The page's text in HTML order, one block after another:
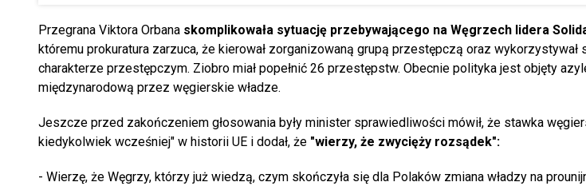
Przegrana Viktora Orbana skomplikowała sytuację przebywającego na Węgrzech lidera
któremu prokuratura zarzuca, że kierował zorganizowaną grupą przestępczą oraz
charakterze przestępczym. Ziobro miał popełnić 26 przestępstw. Obecnie polityka jest objęty
międzynarodową przez węgierskie władze.
Jeszcze przed zakończeniem głosowania były minister sprawiedliwości mówił, że stawka
kiedykolwiek wcześniej" w historii UE i dodał, że "wierzy, że zwycięży rozsądek":
- Wierzę, że Węgrzy, którzy już wiedzą, czym skończyła się dla Polaków zmiana władzy na